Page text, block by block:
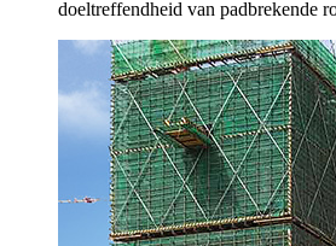
doeltreffendheid van padbrekende